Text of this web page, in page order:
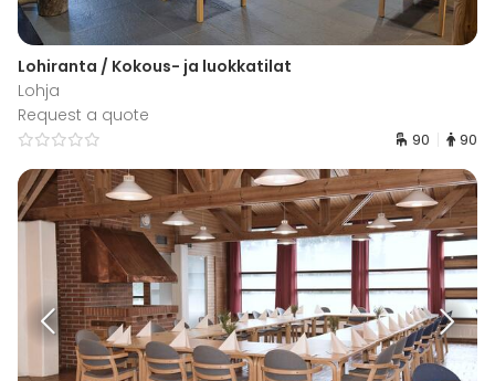
Lohiranta / Kokous- ja luokkatilat
Lohja
Request a quote
90 90